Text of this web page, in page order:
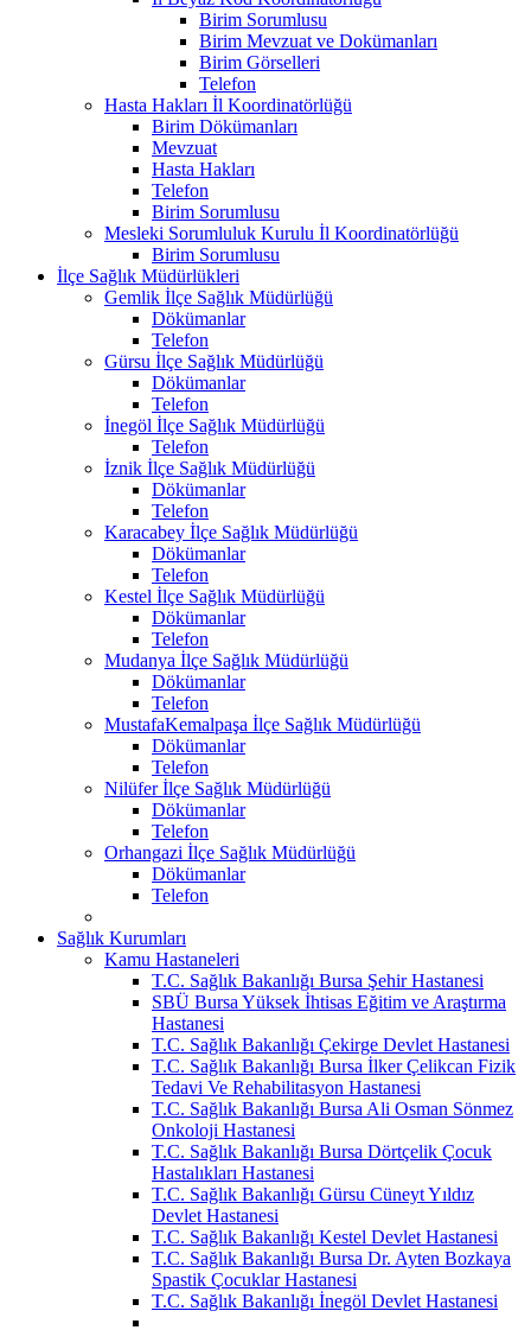
Birim Sorumlusu
Birim Mevzuat ve Dokümanları
Birim Görselleri
Telefon
Hasta Hakları İl Koordinatörlüğü
Birim Dökümanları
Mevzuat
Hasta Hakları
Telefon
Birim Sorumlusu
Mesleki Sorumluluk Kurulu İl Koordinatörlüğü
Birim Sorumlusu
İlçe Sağlık Müdürlükleri
Gemlik İlçe Sağlık Müdürlüğü
Dökümanlar
Telefon
Gürsu İlçe Sağlık Müdürlüğü
Dökümanlar
Telefon
İnegöl İlçe Sağlık Müdürlüğü
Telefon
İznik İlçe Sağlık Müdürlüğü
Dökümanlar
Telefon
Karacabey İlçe Sağlık Müdürlüğü
Dökümanlar
Telefon
Kestel İlçe Sağlık Müdürlüğü
Dökümanlar
Telefon
Mudanya İlçe Sağlık Müdürlüğü
Dökümanlar
Telefon
MustafaKemalpaşa İlçe Sağlık Müdürlüğü
Dökümanlar
Telefon
Nilüfer İlçe Sağlık Müdürlüğü
Dökümanlar
Telefon
Orhangazi İlçe Sağlık Müdürlüğü
Dökümanlar
Telefon
Sağlık Kurumları
Kamu Hastaneleri
T.C. Sağlık Bakanlığı Bursa Şehir Hastanesi
SBÜ Bursa Yüksek İhtisas Eğitim ve Araştırma
Hastanesi
T.C. Sağlık Bakanlığı Çekirge Devlet Hastanesi
T.C. Sağlık Bakanlığı Bursa İlker Çelikcan Fizik
Tedavi Ve Rehabilitasyon Hastanesi
T.C. Sağlık Bakanlığı Bursa Ali Osman Sönmez
Onkoloji Hastanesi
T.C. Sağlık Bakanlığı Bursa Dörtçelik Çocuk
Hastalıkları Hastanesi
T.C. Sağlık Bakanlığı Gürsu Cüneyt Yıldız
Devlet Hastanesi
T.C. Sağlık Bakanlığı Kestel Devlet Hastanesi
T.C. Sağlık Bakanlığı Bursa Dr. Ayten Bozkaya
Spastik Çocuklar Hastanesi
T.C. Sağlık Bakanlığı İnegöl Devlet Hastanesi